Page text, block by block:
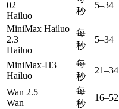
02
Hailuo
秒
5–34
MiniMax Hailuo
2.3
Hailuo
每
秒
5–34
MiniMax-H3
Hailuo
每
秒
21–34
Wan 2.5
Wan
每
秒
16–52